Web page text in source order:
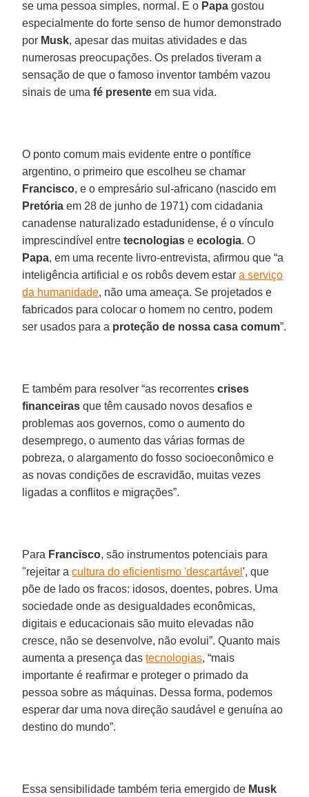
se uma pessoa simples, normal. E o Papa gostou
especialmente do forte senso de humor demonstrado
por Musk, apesar das muitas atividades e das
numerosas preocupações. Os prelados tiveram a
sensação de que o famoso inventor também vazou
sinais de umafé presente em sua vida.
O ponto comum mais evidente entre o pontífice
argentino, o primeiro que escolheu se chamar
Francisco, e o empresário sul-africano (nascido em
Pretória em 28 de junho de 1971) com cidadania
canadense naturalizado estadunidense, é o vínculo
imprescindível entretecnologias eecologia. O
Papa, em uma recente livro-entrevista, afirmou que “a
inteligência artificial e os robôs devem estara serviço
da humanidade, não uma ameaça. Se projetados e
fabricados para colocar o homem no centro, podem
ser usados para a proteção de nossa casa comum”.
E também para resolver “as recorrentescrises
financeiras que têm causado novos desafios e
problemas aos governos, como o aumento do
desemprego, o aumento das várias formas de
pobreza, o alargamento do fosso socioeconômico e
as novas condições de escravidão, muitas vezes
ligadas a conflitos e migrações”.
Para Francisco, são instrumentos potenciais para
"rejeitar acultura do eficientismo 'descartável', que
põe de lado os fracos: idosos, doentes, pobres. Uma
sociedade onde as desigualdades econômicas,
digitais e educacionais são muito elevadas não
cresce, não se desenvolve, não evolui”. Quanto mais
aumenta a presença dastecnologias, “mais
importante é reafirmar e proteger o primado da
pessoa sobre as máquinas. Dessa forma, podemos
esperar dar uma nova direção saudável e genuína ao
destino do mundo”.
Essa sensibilidade também teria emergido de Musk